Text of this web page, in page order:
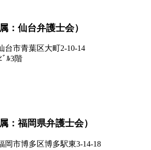
属：仙台弁護士会）
台市青葉区大町2-10-14
ﾞﾙ3階
属：福岡県弁護士会）
岡市博多区博多駅東3-14-18